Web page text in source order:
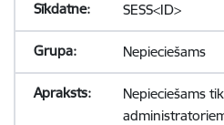
SESS<ID>
Nepieciešams
Nepieciešams